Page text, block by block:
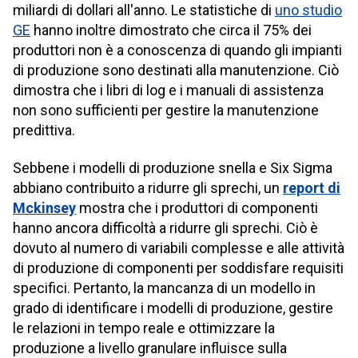
miliardi di dollari all'anno. Le statistiche di uno studio
GE hanno inoltre dimostrato che circa il 75% dei
produttori non è a conoscenza di quando gli impianti
di produzione sono destinati alla manutenzione. Ciò
dimostra che i libri di log e i manuali di assistenza
non sono sufficienti per gestire la manutenzione
predittiva.
Sebbene i modelli di produzione snella e Six Sigma
abbiano contribuito a ridurre gli sprechi, un report di
Mckinsey mostra che i produttori di componenti
hanno ancora difficoltà a ridurre gli sprechi. Ciò è
dovuto al numero di variabili complesse e alle attività
di produzione di componenti per soddisfare requisiti
specifici. Pertanto, la mancanza di un modello in
grado di identificare i modelli di produzione, gestire
le relazioni in tempo reale e ottimizzare la
produzione a livello granulare influisce sulla